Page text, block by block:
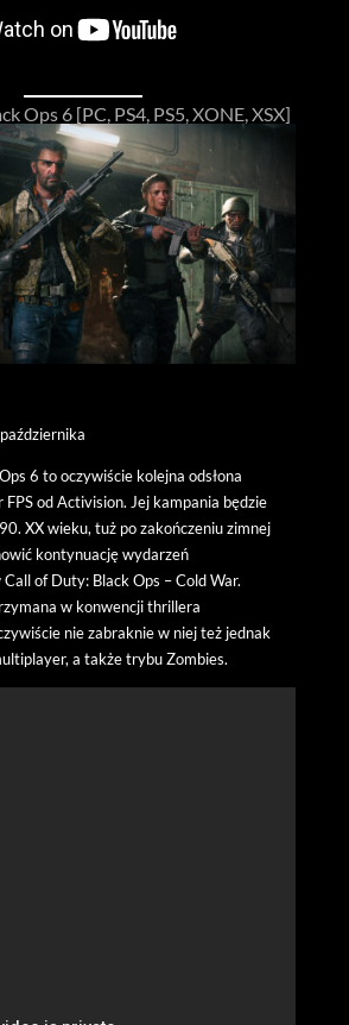
Ops 6 [PC, PS4, PS5, XONE, XSX]
6 to oczywiście kolejna odsłona
od Activision. Jej kampania będzie
XX wieku, tuż po zakończeniu zimnej
kontynuację wydarzeń
of Duty: Black Ops – Cold War.
w konwencji thrillera
nie zabraknie w niej też jednak
a także trybu Zombies.